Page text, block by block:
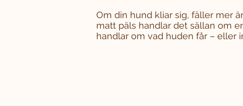
Om din hund kliar sig, fäller mer
matt päls handlar det sällan om
handlar om vad huden får – eller